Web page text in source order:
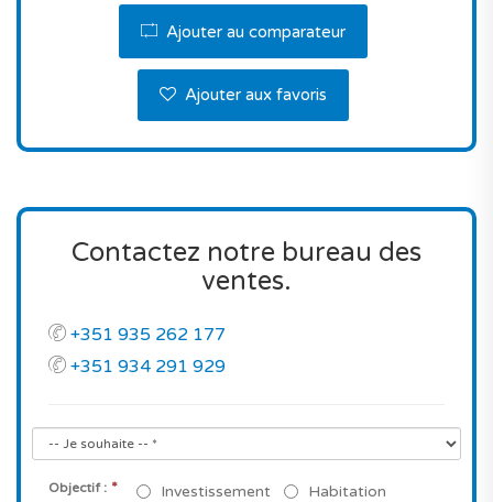
pour une adresse à Lisbonne.
Ne perdez pas cette occasion en or!
Contactez-nous pour plus de renseignements.
Ajouter au comparateur
Ajouter aux favoris
Contactez notre bureau des
ventes.
+351 935 262 177
+351 934 291 929
Objectif : * Investissement Habitation